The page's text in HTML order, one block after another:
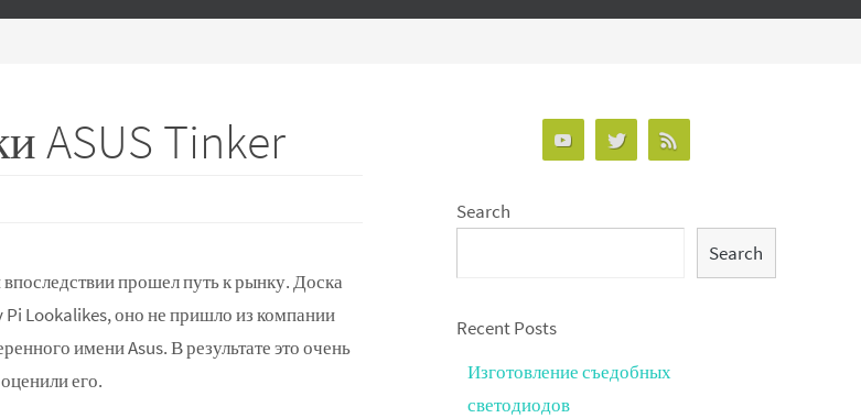
ASUS Tinker
прошел путь к рынку. Доска
Lookalikes, оно не пришло из компании
имени Asus. В результате это очень
его.
Search
Search
Recent Posts
Изготовление съедобных
светодиодов